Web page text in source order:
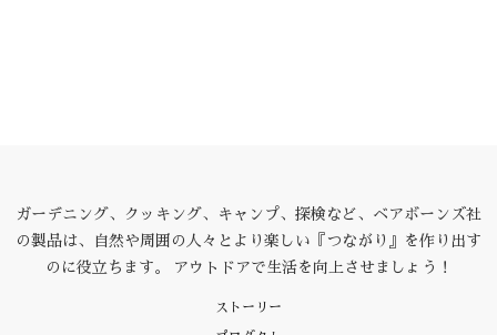
ガーデニング、クッキング、キャンプ、探検など、ベアボーンズ社
の製品は、自然や周囲の人々とより楽しい『つながり』を作り出す
のに役立ちます。 アウトドアで生活を向上させましょう！
ストーリー